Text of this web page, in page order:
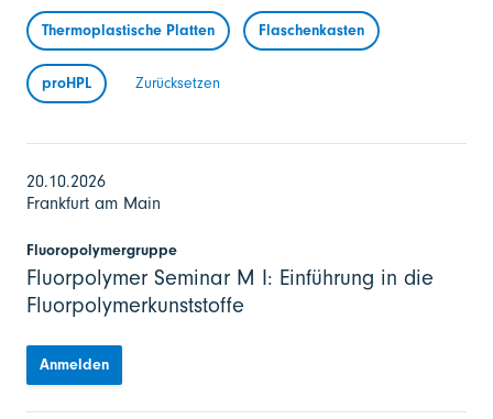
Thermoplastische Platten Flaschenkasten
proHPL Zurücksetzen
20.10.2026
Frankfurt am Main
Fluoropolymergruppe
Fluorpolymer Seminar M I: Einführung in die
Fluorpolymerkunststoffe
Anmelden